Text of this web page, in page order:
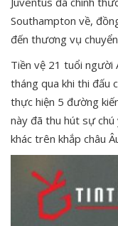
Southampton về,
đến thương vụ
Tiền vệ 21 tuổi
tháng qua khi thi đấu
thực hiện 5 đường
này đã thu hút sự
khác trên khắp châu